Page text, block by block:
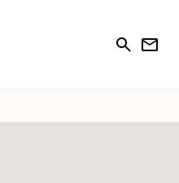
search newsletter